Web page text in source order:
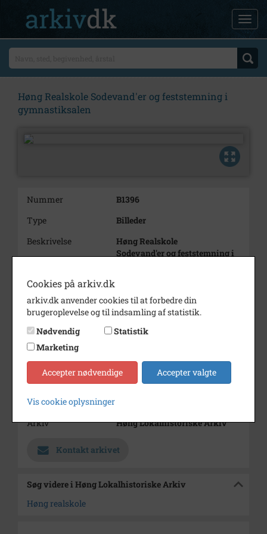
Høng Realskole Sodevand'er og feststemning i
gymnastiksalen
Nummer
B1396
Type
Billeder
Beskrivelse
Høng Realskole
Sodevand'er og feststemning i
Årstal
Dateringsnote
1953
Fotograf
Nørby
Se på kort
Type
Sogn (1000-2050)
Arkiv
Høng Lokalhistoriske Arkiv
Kontakt arkivet
Søg videre i Høng Lokalhistoriske Arkiv
Høng realskole
Cookies på arkiv.dk
arkiv.dk anvender cookies til at forbedre din
brugeroplevelse og til indsamling af statistik.
Nødvendig
Statistik
Marketing
Accepter nødvendige Accepter valgte
Vis cookie oplysninger